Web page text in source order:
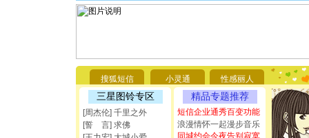
搜狐短信 小灵通 性感丽人
三星图铃专区
[周杰伦] 千里之外
[誓 言] 求佛
精品专题推荐
短信企业通秀百变功能
浪漫情怀一起漫步音乐
同城约会今夜告别寂寞
你太多，
要平安！
[圣诞节]
能正大光
都要快乐
[圣诞节]
如意,快